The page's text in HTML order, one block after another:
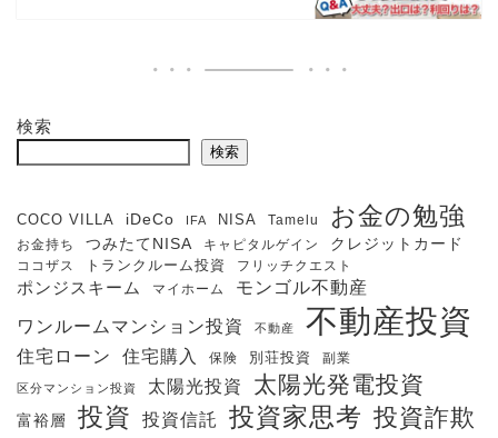
検索
検索
COCO VILLA iDeCo IFA NISA Tamelu お金の勉強
お金持ち つみたてNISA キャピタルゲイン クレジットカード
ココザス トランクルーム投資 フリッチクエスト
ポンジスキーム マイホーム モンゴル不動産
ワンルームマンション投資 不動産 不動産投資
住宅ローン 住宅購入 保険 別荘投資 副業
区分マンション投資 太陽光投資 太陽光発電投資
富裕層 投資 投資信託 投資家思考 投資詐欺